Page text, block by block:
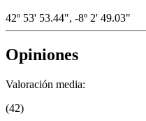
42º 53' 53.44", -8º 2' 49.03"
Opiniones
Valoración media:
(42)